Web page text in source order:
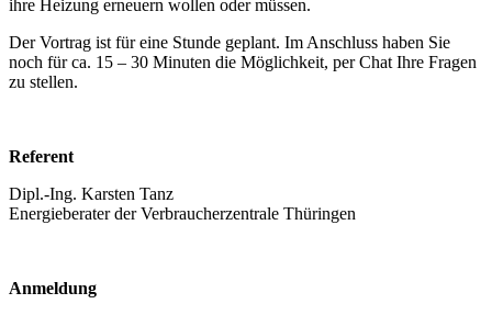
ihre Heizung erneuern wollen oder müssen.
Der Vortrag ist für eine Stunde geplant. Im Anschluss haben Sie
noch für ca. 15 – 30 Minuten die Möglichkeit, per Chat Ihre Fragen
zu stellen.
Referent
Dipl.-Ing. Karsten Tanz
Energieberater der Verbraucherzentrale Thüringen
Anmeldung